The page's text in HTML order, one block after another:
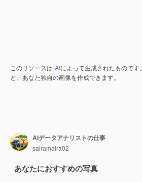
このリソースは AIによって生成されたものです。
と、あなた独自の画像を作成できます。
AIデータアナリストの仕事
sairamaira02
あなたにおすすめの写真